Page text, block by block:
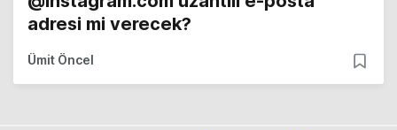
adresi mi verecek?
Ümit Öncel